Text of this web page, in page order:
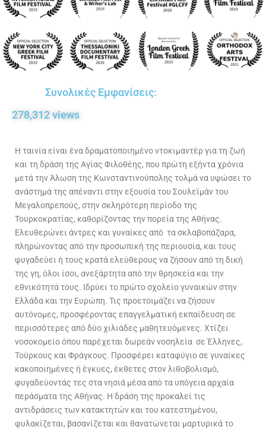
Συνολικές Εμφανίσεις:
278,312 views
Η ταινία είναι ένα δραματοποιημένο ντοκιμαντέρ για τη ζωή
και τη δράση της Αγίας Φιλοθέης, που πρώτη εξήντα χρόνια
μετά την Άλωση της Κωνσταντινούπολης τολμά να υψώσει το
ανάστημά της απέναντι στην εξουσία του Σουλεϊμάν του
Μεγαλοπρεπούς, στην σκληρότερη περίοδο της
Τουρκοκρατίας, καθορίζοντας την πορεία της Αθήνας.
Ελευθερώνει άντρες και γυναίκες από τα σκλαβοπάζαρα,
πληρώνοντας από την προσωπική της περιουσία, και τους
φυγαδεύει ή τους κρατά ελεύθερους να ζήσουν από τη δική
της γη, όλοι ίσοι, ανεξάρτητα από την θρησκεία και την
εθνικότητά τους. Ιδρύει το πρώτο σχολείο γυναικών στην
Ελλάδα και την Ευρώπη. Τις προετοιμάζει να ζήσουν
αυτόνομες, προσφέροντας επαγγελματική εκπαίδευση σε
περισσότερες από δύο χιλιάδες μαθητευόμενες. Χτίζει
νοσοκομείο όπου παρέχεται δωρεάν νοσηλεία σε Έλληνες,
Τούρκους και Φράγκους. Προσφέρει καταφύγιο σε γυναίκες
κακοποιημένες ή έγκυες, έκθετες στον λιθοβολισμό,
φυγαδεύοντάς τες στα νησιά μέσα από τα υπόγεια αρχαία
περάσματα της Αθήνας. Η δράση της προκαλεί τις
αντιδράσεις των κατακτητών και του κατεστημένου,
φυλακίζεται, βασανίζεται και θανατώνεται μαρτυρικά το